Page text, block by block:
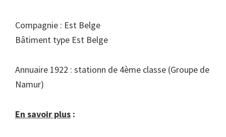
Compagnie : Est Belge
Bâtiment type Est Belge
Annuaire 1922 : stationn de 4ème classe (Groupe de
Namur)
En savoir plus :